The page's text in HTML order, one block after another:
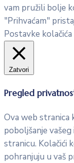
vam pružili bolje
"Prihvaćam"
Postavke kolačića
Zatvori
Pregled
Ova web stranica
poboljšanje
stranicu. Kolačići
pohranjuju u vaš